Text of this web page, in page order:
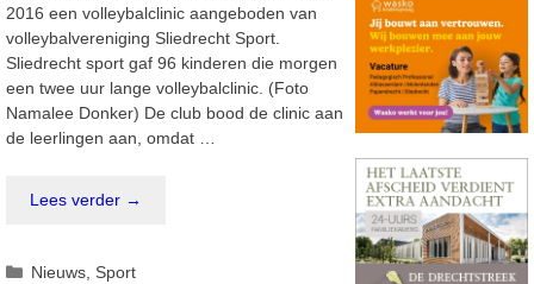
2016 een volleybalclinic aangeboden van
volleybalvereniging Sliedrecht Sport.
Sliedrecht sport gaf 96 kinderen die morgen
een twee uur lange volleybalclinic. (Foto
Namalee Donker) De club bood de clinic aan
de leerlingen aan, omdat …
Lees verder →
Categorieën
Nieuws, Sport